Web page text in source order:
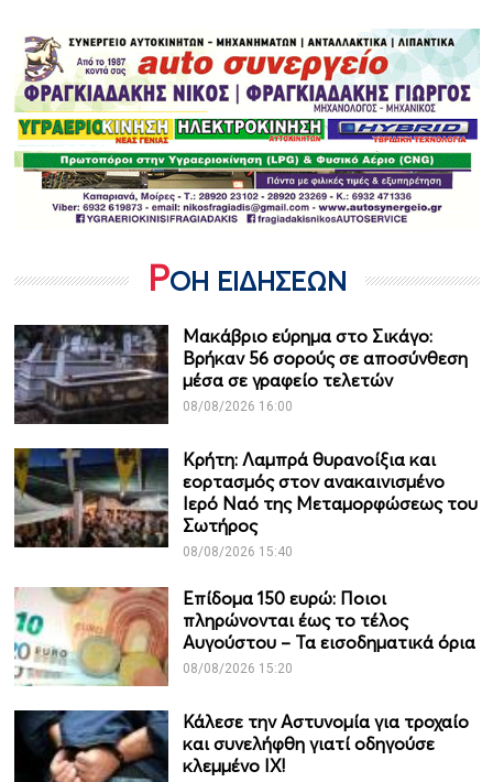
ΡΟΗ ΕΙΔΗΣΕΩΝ
Μακάβριο εύρημα στο Σικάγο:
Βρήκαν 56 σορούς σε αποσύνθεση
μέσα σε γραφείο τελετών
08/08/2026 16:00
Κρήτη: Λαμπρά θυρανοίξια και
εορτασμός στον ανακαινισμένο
Ιερό Ναό της Μεταμορφώσεως του
Σωτήρος
08/08/2026 15:40
Επίδομα 150 ευρώ: Ποιοι
πληρώνονται έως το τέλος
Αυγούστου – Τα εισοδηματικά όρια
08/08/2026 15:20
Κάλεσε την Αστυνομία για τροχαίο
και συνελήφθη γιατί οδηγούσε
κλεμμένο ΙΧ!